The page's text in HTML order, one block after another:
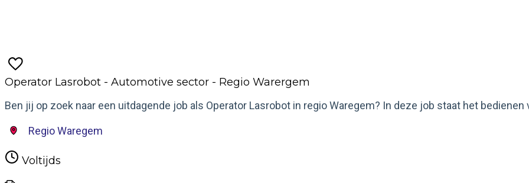
Operator Lasrobot - Automotive sector - Regio Warergem
Ben jij op zoek naar een uitdagende job als Operator Lasrobot in regio Waregem? In deze job staat het bedienen
Regio Waregem
Voltijds